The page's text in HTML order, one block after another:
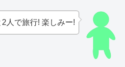
人で旅行! 楽しみー!